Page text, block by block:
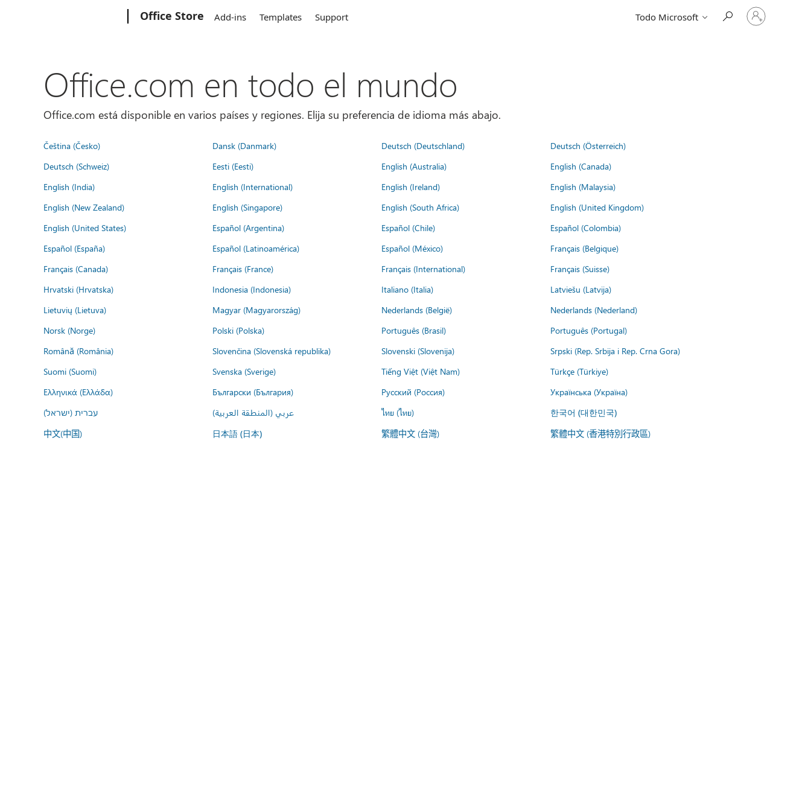
Office Store Add-ins Templates Support Todo Microsoft
Iniciar
sesión
Office.com en todo el mundo
Office.com está disponible en varios países y regiones. Elija su preferencia de idioma más abajo.
Čeština (Česko) Dansk (Danmark) Deutsch (Deutschland)
Deutsch (Österreich)
Deutsch (Schweiz)
Eesti (Eesti) English (Australia)
English (Canada)
English (India)
English (International) English (Ireland)
English (Malaysia)
English (New Zealand)
English (Singapore) English (South Africa)
English (United Kingdom)
English (United States)
Español (Argentina) Español (Chile)
Español (Colombia)
Español (España)
Español (Latinoamérica) Español (México)
Français (Belgique)
Français (Canada)
Français (France) Français (International)
Français (Suisse)
Hrvatski (Hrvatska)
Indonesia (Indonesia) Italiano (Italia)
Latviešu (Latvija)
Lietuvių (Lietuva)
Magyar (Magyarország) Nederlands (België)
Nederlands (Nederland)
Norsk (Norge)
Polski (Polska) Português (Brasil)
Português (Portugal)
Română (România)
Slovenčina (Slovenská republika) Slovenski (Slovenija)
Srpski (Rep. Srbija i Rep. Crna Gora)
Suomi (Suomi)
Svenska (Sverige) Tiếng Việt (Việt Nam)
Türkçe (Türkiye)
Ελληνικά (Ελλάδα)
Български (България) Русский (Россия)
Українська (Україна)
עברית (ישראל)
عربي (المنطقة العربية) ไทย (ไทย) 한국어 (대한민국)
中文(中国) 日本語 (日本) 繁體中文 (台灣) 繁體中文 (香港特別行政區)